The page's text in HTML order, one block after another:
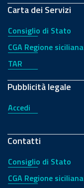
Carta dei Servizi
Consiglio di Stato
CGA Regione siciliana
TAR
Pubblicità legale
Accedi
Contatti
Consiglio di Stato
CGA Regione siciliana